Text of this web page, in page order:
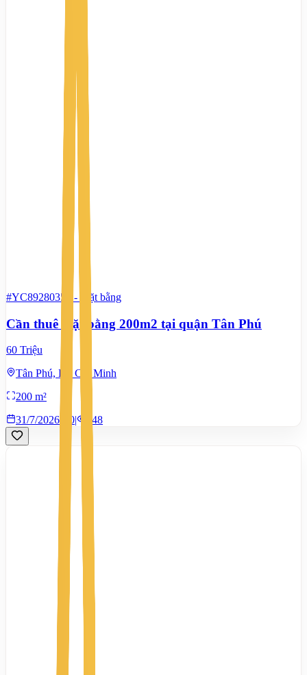
#YC89280357 - Mặt bằng
Cần thuê mặt bằng 200m2 tại quận Tân Phú
60 Triệu
Tân Phú, Hồ Chí Minh
200 m²
31/7/2026
0| 448